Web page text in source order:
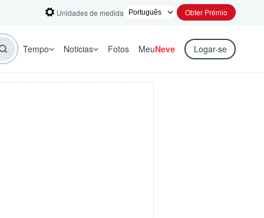
Unidades de medida Obter Prémio
Tempo Noticias Fotos MeuNeve Logar-se